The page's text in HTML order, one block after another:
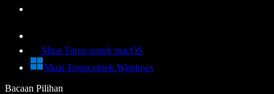
Muat Turun untuk macOS
Muat Turun untuk Windows
Bacaan Pilihan